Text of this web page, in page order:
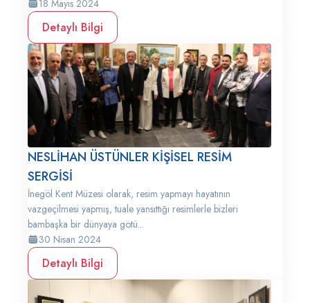
18 Mayıs 2024
Detaylı Bilgi
NESLİHAN ÜSTÜNLER KİŞİSEL RESİM
SERGİSİ
İnegöl Kent Müzesi olarak, resim yapmayı hayatının
vazgeçilmesi yapmış, tuale yansıttığı resimlerle bizleri
bambaşka bir dünyaya götü...
30 Nisan 2024
Detaylı Bilgi